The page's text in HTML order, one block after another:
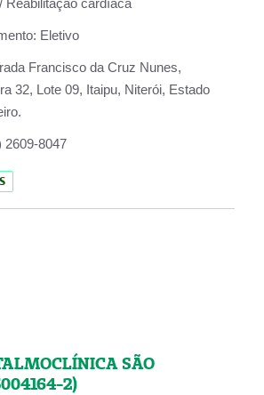
Reabilitação cardíaca
Eletivo
Francisco da Cruz Nunes,
32, Lote 09, Itaipu, Niterói, Estado
2609-8047
SÃO
2)